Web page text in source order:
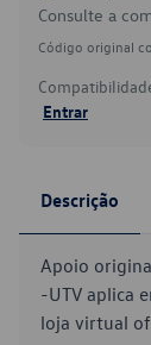
Consulte a
Código original
Entrar
Descrição
Apoio
-UTV aplica
loja virtual